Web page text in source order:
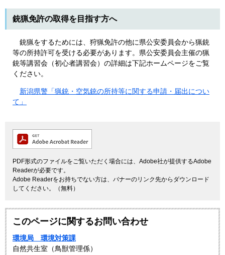
銃猟免許の取得を目指す方へ
銃猟をするためには、狩猟免許の他に県公安委員会から猟銃
等の所持許可を受ける必要があります。県公安委員会主催の猟
銃等講習会（初心者講習会）の詳細は下記ホームページをご覧
ください。
新潟県警「猟銃・空気銃の所持等に関する申請・届出につい
て」
PDF形式のファイルをご覧いただく場合には、Adobe社が提供するAdobe
Readerが必要です。
Adobe Readerをお持ちでない方は、バナーのリンク先からダウンロード
してください。（無料）
このページに関するお問い合わせ
環境局 環境対策課
自然共生室（鳥獣管理係）